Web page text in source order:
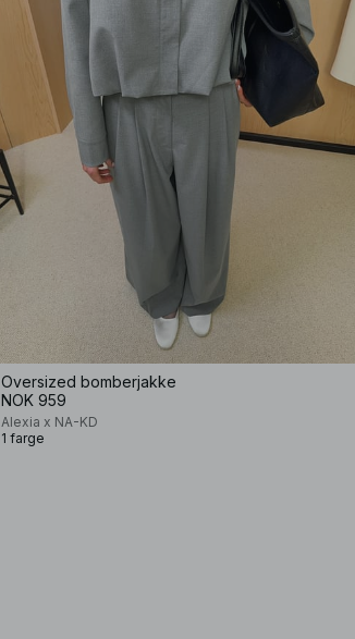
Oversized bomberjakke
NOK 959
Alexia x NA-KD
1 farge